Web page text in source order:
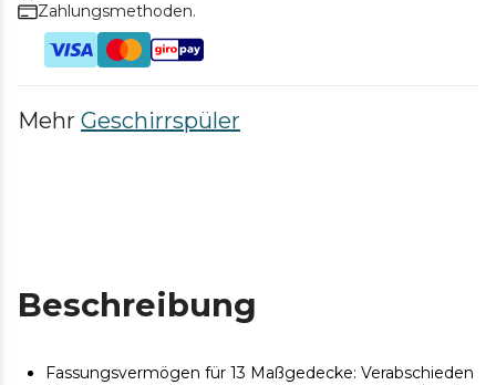
Zahlungsmethoden.
Mehr Geschirrspüler
Beschreibung
Fassungsvermögen für 13 Maßgedecke: Verabschieden